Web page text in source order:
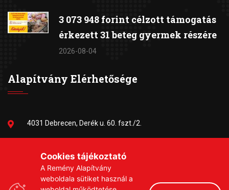
3 073 948 forint célzott támogatás
érkezett 31 beteg gyermek részére
2026-08-04
Alapítvány Elérhetősége
4031 Debrecen, Derék u. 60. fszt./2.
remeny1999@gmail.com
Cookies tájékoztató
A Remény Alapítvány
weboldala sütiket használ a